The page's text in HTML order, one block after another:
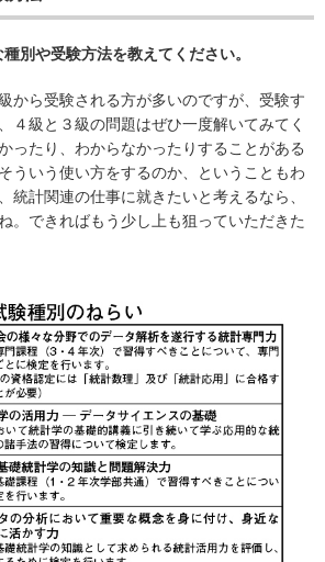
別や受験方法を教えてください。
から受験される方が多いのですが、受験す
４級と３級の問題はぜひ一度解いてみてく
ったり、わからなかったりすることがある
ういう使い方をするのか、ということもわ
統計関連の仕事に就きたいと考えるなら、
。できればもう少し上も狙っていただきた